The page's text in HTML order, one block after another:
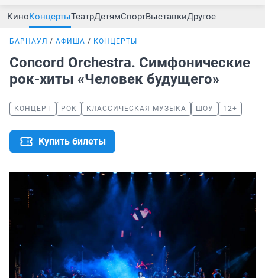
КиноКонцертыТеатрДетямСпортВыставкиДругое
БАРНАУЛ АФИША КОНЦЕРТЫ
Concord Orchestra. Симфонические
рок-хиты «Человек будущего»
КОНЦЕРТ РОК КЛАССИЧЕСКАЯ МУЗЫКА ШОУ 12+
Купить билеты